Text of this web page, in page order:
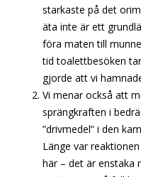
starkaste på det
äta inte är ett
föra maten till
tid toalettbesöken
gjorde att vi
Vi menar också att
sprängkraften i
”drivmedel” i den
Länge var
här – det är enstaka